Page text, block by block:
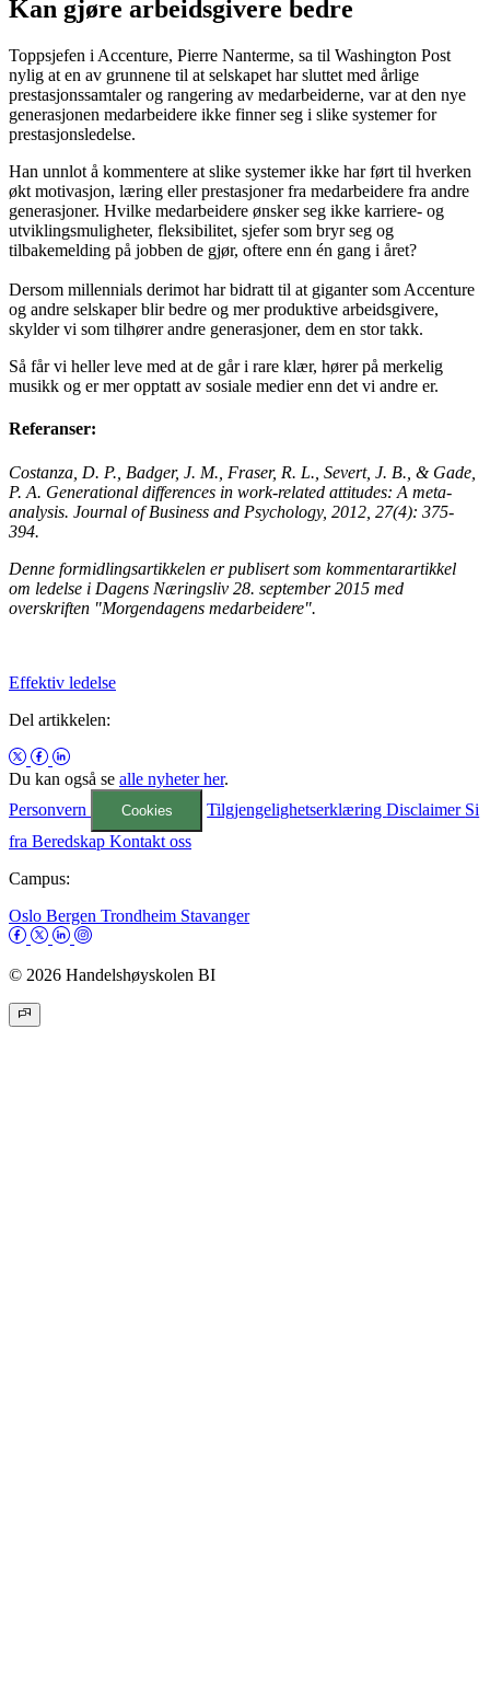
Kan gjøre arbeidsgivere bedre
Toppsjefen i Accenture, Pierre Nanterme, sa til Washington Post
nylig at en av grunnene til at selskapet har sluttet med årlige
prestasjonssamtaler og rangering av medarbeiderne, var at den nye
generasjonen medarbeidere ikke finner seg i slike systemer for
prestasjonsledelse.
Han unnlot å kommentere at slike systemer ikke har ført til hverken
økt motivasjon, læring eller prestasjoner fra medarbeidere fra andre
generasjoner. Hvilke medarbeidere ønsker seg ikke karriere- og
utviklingsmuligheter, fleksibilitet, sjefer som bryr seg og
tilbakemelding på jobben de gjør, oftere enn én gang i året?
Dersom millennials derimot har bidratt til at giganter som Accenture
og andre selskaper blir bedre og mer produktive arbeidsgivere,
skylder vi som tilhører andre generasjoner, dem en stor takk.
Så får vi heller leve med at de går i rare klær, hører på merkelig
musikk og er mer opptatt av sosiale medier enn det vi andre er.
Referanser:
Costanza, D. P., Badger, J. M., Fraser, R. L., Severt, J. B., & Gade,
P. A. Generational differences in work-related attitudes: A meta-
analysis. Journal of Business and Psychology, 2012, 27(4): 375-
394.
Denne formidlingsartikkelen er publisert som kommentarartikkel
om ledelse i Dagens Næringsliv 28. september 2015 med
overskriften "Morgendagens medarbeidere".
Effektiv ledelse
Del artikkelen:
Du kan også se alle nyheter her.
Personvern
Cookies TilgjengelighetserklæringDisclaimer Si
fra Beredskap Kontakt oss
Campus:
Oslo Bergen Trondheim Stavanger
© 2026 Handelshøyskolen BI